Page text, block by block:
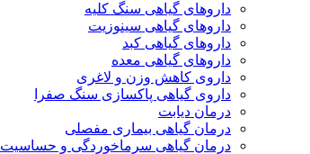
داروهای گیاهی سنگ کلیه
داروهای گیاهی سینوزیت
داروهای گیاهی کبد
داروهای گیاهی معده
داروی کاهش وزن و لاغری
داروی گیاهی پاکسازی سنگ صفرا
درمان دیابت
درمان گیاهی بیماری مفصلی
درمان گیاهی سرماخوردگی و حساسیت